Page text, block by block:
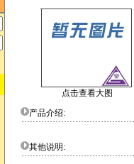
点击查看大图
产品介绍:
其他说明: